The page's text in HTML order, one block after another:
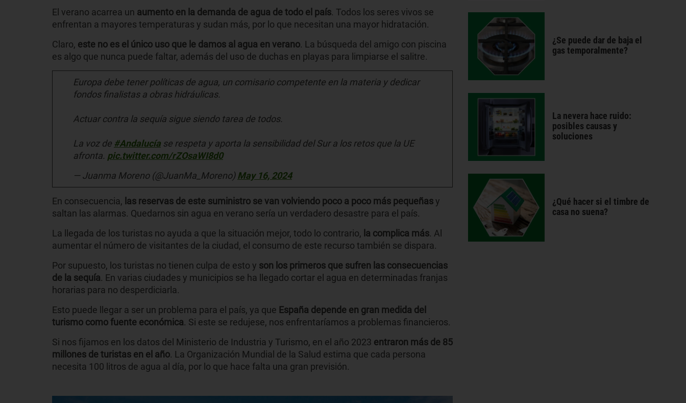
El verano acarrea un aumento en la demanda de agua de todo el país. Todos los seres vivos se
enfrentan a mayores temperaturas y sudan más, por lo que necesitan una mayor hidratación.
Claro, este no es el único uso que le damos al agua en verano. La búsqueda del amigo con piscina
es algo que nunca puede faltar, además del uso de duchas en playas para limpiarse el salitre.
Europa debe tener políticas de agua, un comisario competente en la materia y dedicar
fondos finalistas a obras hidráulicas.
Actuar contra la sequía sigue siendo tarea de todos.
La voz de #Andalucía se respeta y aporta la sensibilidad del Sur a los retos que la UE
afronta. pic.twitter.com/rZOsaWI8d0
— Juanma Moreno (@JuanMa_Moreno)May 16, 2024
En consecuencia, las reservas de este suministro se van volviendo poco a poco más pequeñasy
saltan las alarmas. Quedarnos sin agua en verano sería un verdadero desastre para el país.
La llegada de los turistas no ayuda a que la situación mejor, todo lo contrario, la complica más. Al
aumentar el número de visitantes de la ciudad, el consumo de este recurso también se dispara.
Por supuesto, los turistas no tienen culpa de esto y son los primeros que sufren las consecuencias
de la sequía. En varias ciudades y municipios se ha llegado cortar el agua en determinadas franjas
horarias para no desperdiciarla.
Esto puede llegar a ser un problema para el país, ya que España depende en gran medida del
turismo como fuente económica. Si este se redujese, nos enfrentaríamos a problemas financieros.
Si nos fijamos en los datos del Ministerio de Industria y Turismo, en el año 2023 entraron más de 85
millones de turistas en el año. La Organización Mundial de la Salud estima que cada persona
necesita 100 litros de agua al día, por lo que hace falta una gran previsión.
¿Se puede dar de baja el
gas temporalmente?
La nevera hace ruido:
posibles causas y
soluciones
¿Qué hacer si el timbre de
casa no suena?